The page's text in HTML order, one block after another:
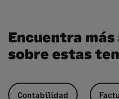
Encuentra
sobre estas
Contabilidad